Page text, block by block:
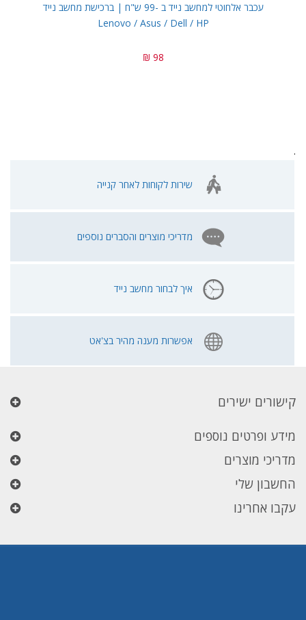
עכבר אלחוטי למחשב נייד ב -99 ש"ח | ברכישת מחשב נייד
Lenovo / Asus / Dell / HP
98 ₪
.
שירות לקוחות לאחר קנייה
מדריכי מוצרים והסברים נוספים
איך לבחור מחשב נייד
אפשרות מענה מהיר בצ'אט
קישורים ישירים
מידע ופרטים נוספים
מדריכי מוצרים
החשבון שלי
עקבו אחרינו